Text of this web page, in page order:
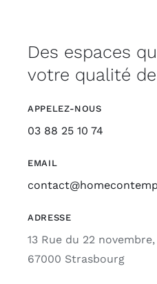
Des espaces
votre qualité
APPELEZ-NOUS
03 88 25 10 74
EMAIL
ADRESSE
13 Rue du 22 novembre,
67000 Strasbourg